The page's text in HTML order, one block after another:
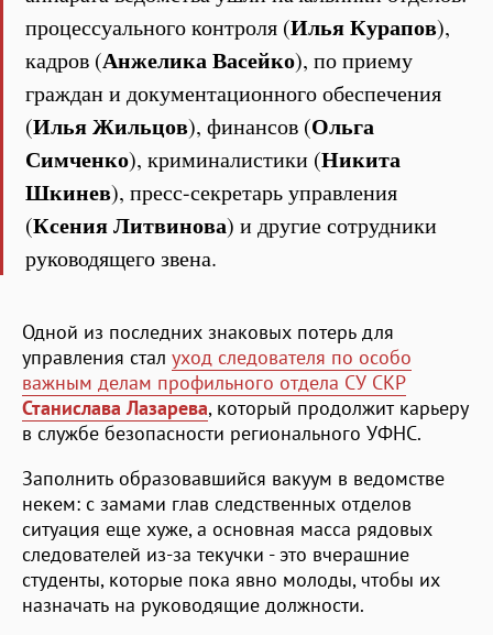
процессуального контроля (Илья Курапов),
кадров (Анжелика Васейко), по приему
граждан и документационного обеспечения
(Илья Жильцов), финансов (Ольга
Симченко), криминалистики (Никита
Шкинев), пресс-секретарь управления
(Ксения Литвинова) и другие сотрудники
руководящего звена.
Одной из последних знаковых потерь для
управления стал уход следователя по особо
важным делам профильного отдела СУ СКР
Станислава Лазарева, который продолжит карьеру
в службе безопасности регионального УФНС.
Заполнить образовавшийся вакуум в ведомстве
некем: с замами глав следственных отделов
ситуация еще хуже, а основная масса рядовых
следователей из-за текучки - это вчерашние
студенты, которые пока явно молоды, чтобы их
назначать на руководящие должности.